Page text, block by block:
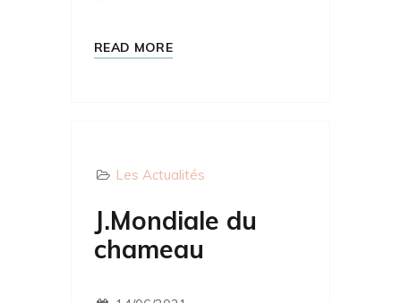
READ MORE
Les Actualités
J.Mondiale du
chameau